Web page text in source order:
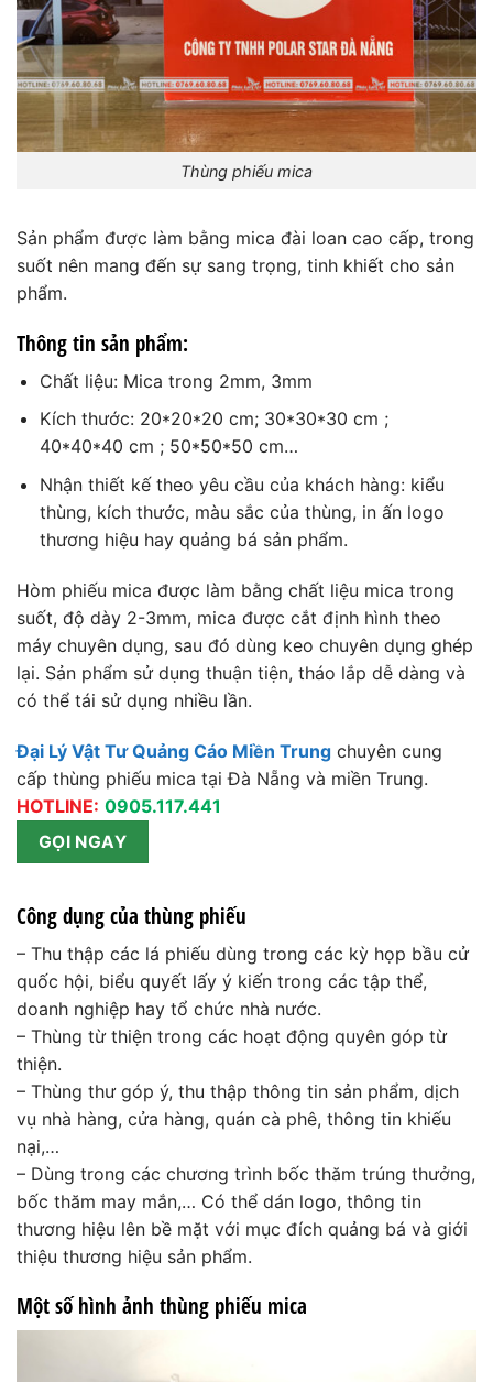
Thùng phiếu mica
Sản phẩm được làm bằng mica đài loan cao cấp, trong
suốt nên mang đến sự sang trọng, tinh khiết cho sản
phẩm.
Thông tin sản phẩm:
Chất liệu: Mica trong 2mm, 3mm
Kích thước: 20*20*20 cm; 30*30*30 cm ;
40*40*40 cm ; 50*50*50 cm…
Nhận thiết kế theo yêu cầu của khách hàng: kiểu
thùng, kích thước, màu sắc của thùng, in ấn logo
thương hiệu hay quảng bá sản phẩm.
Hòm phiếu mica được làm bằng chất liệu mica trong
suốt, độ dày 2-3mm, mica được cắt định hình theo
máy chuyên dụng, sau đó dùng keo chuyên dụng ghép
lại. Sản phẩm sử dụng thuận tiện, tháo lắp dễ dàng và
có thể tái sử dụng nhiều lần.
Đại Lý Vật Tư Quảng Cáo Miền Trung chuyên cung
cấp thùng phiếu mica tại Đà Nẵng và miền Trung.
HOTLINE: 0905.117.441
GỌI NGAY
Công dụng của thùng phiếu
– Thu thập các lá phiếu dùng trong các kỳ họp bầu cử
quốc hội, biểu quyết lấy ý kiến trong các tập thể,
doanh nghiệp hay tổ chức nhà nước.
– Thùng từ thiện trong các hoạt động quyên góp từ
thiện.
– Thùng thư góp ý, thu thập thông tin sản phẩm, dịch
vụ nhà hàng, cửa hàng, quán cà phê, thông tin khiếu
nại,…
– Dùng trong các chương trình bốc thăm trúng thưởng,
bốc thăm may mắn,… Có thể dán logo, thông tin
thương hiệu lên bề mặt với mục đích quảng bá và giới
thiệu thương hiệu sản phẩm.
Một số hình ảnh thùng phiếu mica